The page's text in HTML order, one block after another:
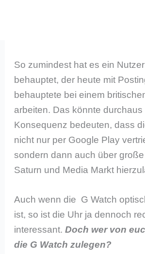
So zumindest hat es ein
behauptet, der heute mit
behauptete bei einem
arbeiten. Das könnte durchaus
Konsequenz bedeuten, dass
nicht nur per Google Play
sondern dann auch über
Saturn und Media Markt
Auch wenn die G Watch
ist, so ist die Uhr ja dennoch
interessant.Doch wer von
die G Watch zulegen?